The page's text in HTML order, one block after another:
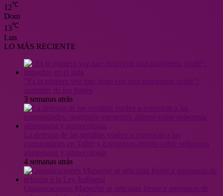
12℃
Dom
13℃
Lun
LO MÁS RECIENTE
3 semanas atrás
4 semanas atrás
Organizaciones Mapuche se articulan frente a amenazas de